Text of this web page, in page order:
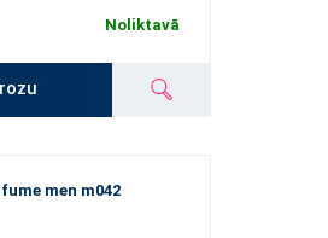
Noliktavā
men m042